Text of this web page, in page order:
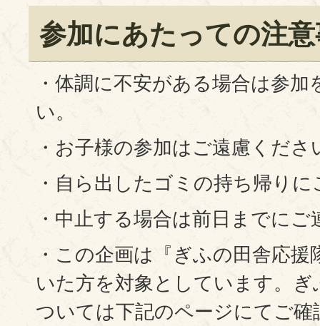
参加にあたっての注
・体調に不安がある場合は参
い。
・お子様の参加はご遠慮くださ
・自ら出したゴミの持ち帰り
・中止する場合は前日までに
・この企画は『ぎふの田舎応
いた方を対象としています。ぎ
ついては下記のページにてご確